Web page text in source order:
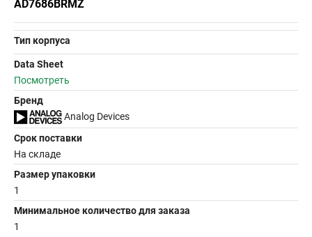
AD7686BRMZ
Тип корпуса
Data Sheet
Посмотреть
Бренд
Analog Devices
Срок поставки
На складе
Размер упаковки
1
Минимальное количество для заказа
1